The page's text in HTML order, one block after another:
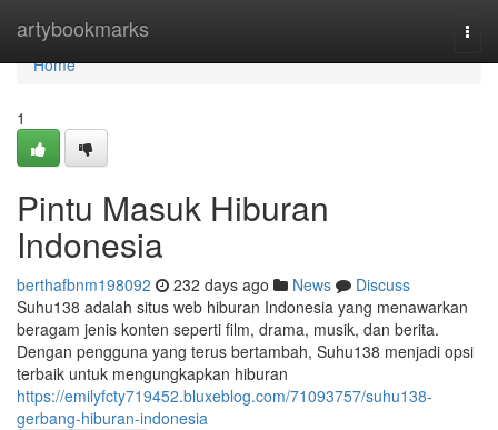
artybookmarks
Home
Home
1
Pintu Masuk Hiburan
Indonesia
berthafbnm198092 232 days ago News
Discuss
Suhu138 adalah situs web hiburan Indonesia yang menawarkan
beragam jenis konten seperti film, drama, musik, dan berita.
Dengan pengguna yang terus bertambah, Suhu138 menjadi opsi
terbaik untuk mengungkapkan hiburan
https://emilyfcty719452.bluxeblog.com/71093757/suhu138-
gerbang-hiburan-indonesia